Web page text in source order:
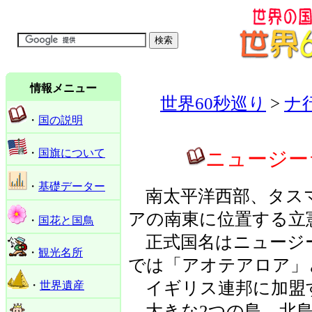
情報メニュー
・ 国の説明
・ 国旗について
・ 基礎データー
・ 国花と国鳥
・ 観光名所
・ 世界遺産
世界60秒巡り > ナ
ニュージ
南太平洋西部、タス
アの南東に位置する立
正式国名はニュージ
では「アオテアロア
イギリス連邦に加盟